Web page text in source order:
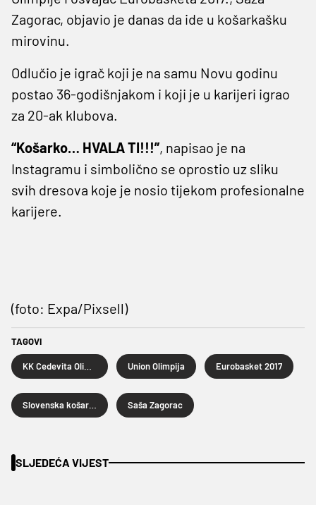
Zagorac, objavio je danas da ide u košarkašku
mirovinu.
Odlučio je igrač koji je na samu Novu godinu
postao 36-godišnjakom i koji je u karijeri igrao
za 20-ak klubova.
“Košarko… HVALA TI!!!”, napisao je na
Instagramu i simbolično se oprostio uz sliku
svih dresova koje je nosio tijekom profesionalne
karijere.
(foto: Expa/Pixsell)
TAGOVI
Union Olimpija Eurobasket 2017
Saša Zagorac
SLJEDEĆA VIJEST